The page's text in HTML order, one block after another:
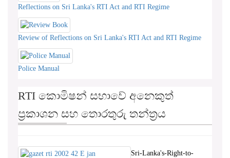
Reflections on Sri Lanka's RTI Act and RTI Regime
Review of Reflections on Sri Lanka's RTI Act and RTI Regime
Police Manual
RTI කොමිෂන් සභාවේ අනෙකුත්
ප්‍රකාශන සහ තොරතුරු තන්ත්‍රය
Sri-Lanka's-Right-to-